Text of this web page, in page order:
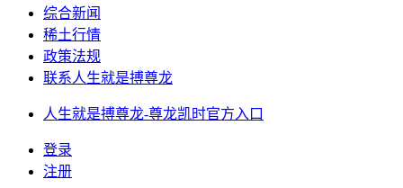
综合新闻
稀土行情
政策法规
联系人生就是搏尊龙
人生就是搏尊龙-尊龙凯时官方入口
登录
注册